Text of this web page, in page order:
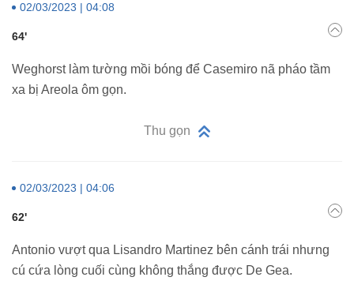
02/03/2023 | 04:08
64'
Weghorst làm tường mồi bóng để Casemiro nã pháo tầm
xa bị Areola ôm gọn.
Thu gọn
02/03/2023 | 04:06
62'
Antonio vượt qua Lisandro Martinez bên cánh trái nhưng
cú cứa lòng cuối cùng không thắng được De Gea.